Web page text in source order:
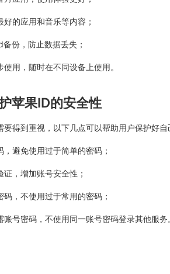
的应用和音乐等内容；
份，防止数据丢失；
用，随时在不同设备上使用。
苹果ID的安全性
要得到重视，以下几点可以帮助用户保护好
避免使用过于简单的密码；
，增加账号安全性；
，不使用过于常用的密码；
账号密码，不使用同一账号密码登录其他服务